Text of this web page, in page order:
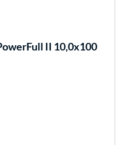
II 10,0x100